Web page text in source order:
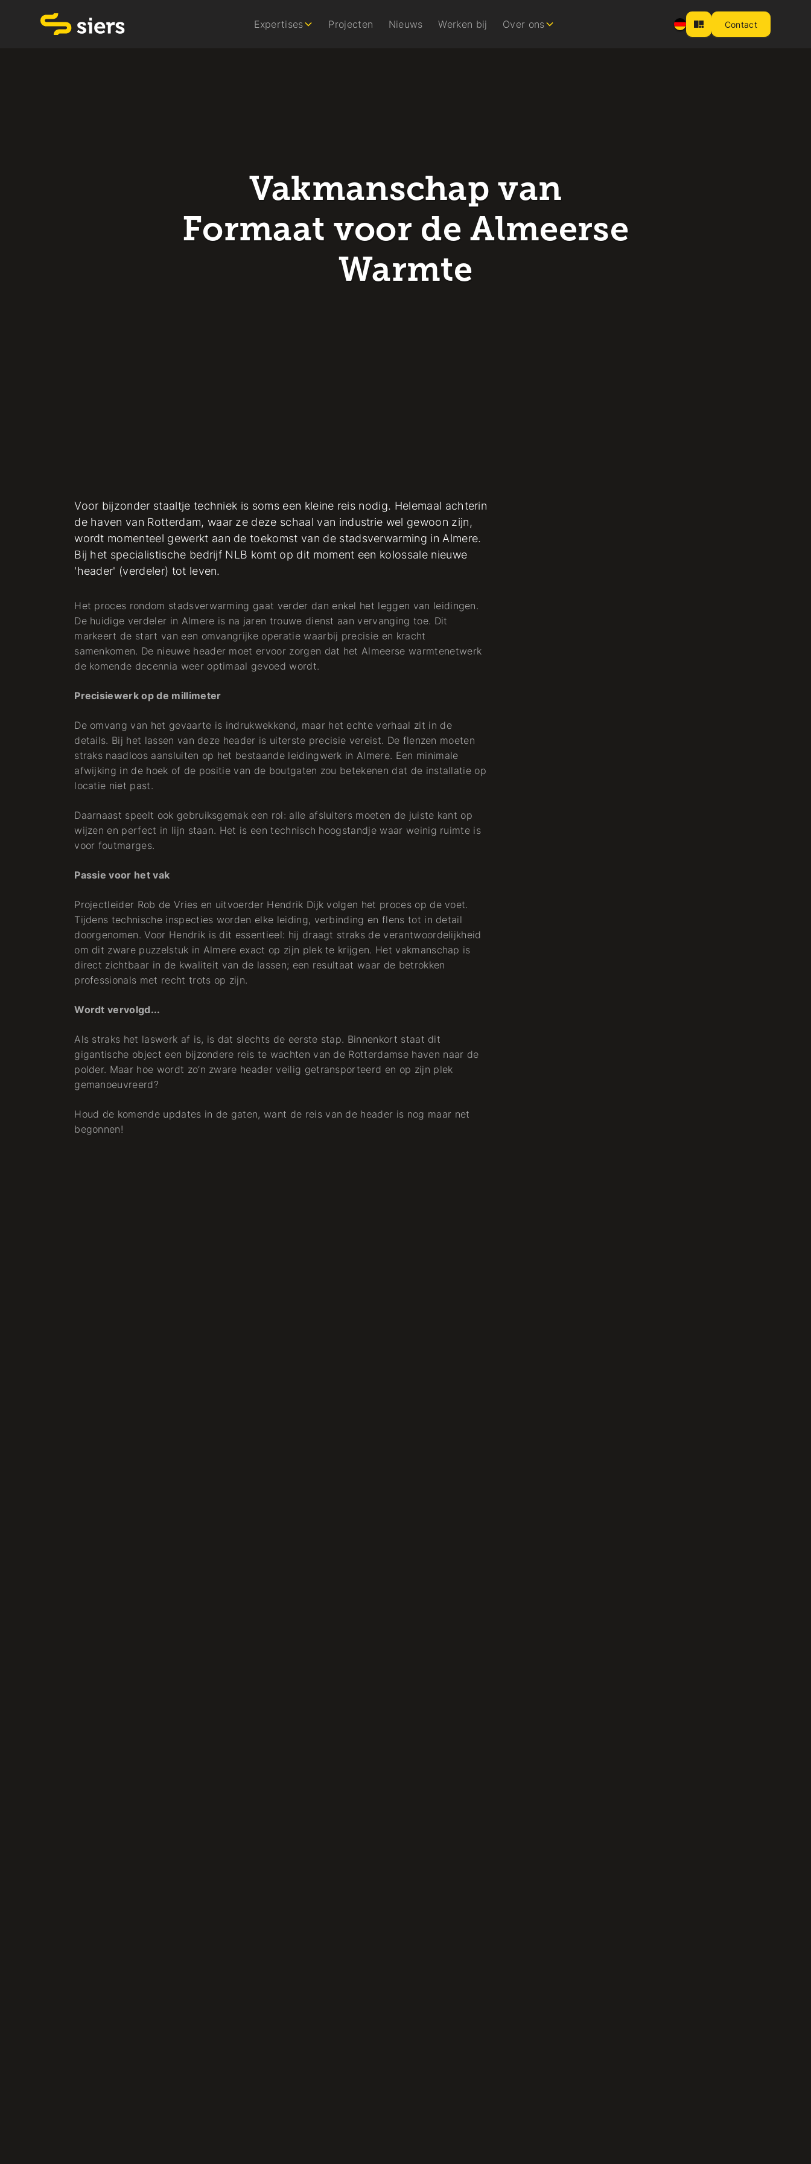
Expertises Projecten Nieuws Werken bij Over ons Contact
Vakmanschap van
Formaat voor de Almeerse
Warmte
Voor bijzonder staaltje techniek is soms een kleine reis nodig. Helemaal achterin
de haven van Rotterdam, waar ze deze schaal van industrie wel gewoon zijn,
wordt momenteel gewerkt aan de toekomst van de stadsverwarming in Almere.
Bij het specialistische bedrijf NLB komt op dit moment een kolossale nieuwe
'header' (verdeler) tot leven.
Het proces rondom stadsverwarming gaat verder dan enkel het leggen van leidingen.
De huidige verdeler in Almere is na jaren trouwe dienst aan vervanging toe. Dit
markeert de start van een omvangrijke operatie waarbij precisie en kracht
samenkomen. De nieuwe header moet ervoor zorgen dat het Almeerse warmtenetwerk
de komende decennia weer optimaal gevoed wordt.
Precisiewerk op de millimeter
De omvang van het gevaarte is indrukwekkend, maar het echte verhaal zit in de
details. Bij het lassen van deze header is uiterste precisie vereist. De flenzen moeten
straks naadloos aansluiten op het bestaande leidingwerk in Almere. Een minimale
afwijking in de hoek of de positie van de boutgaten zou betekenen dat de installatie op
locatie niet past.
Daarnaast speelt ook gebruiksgemak een rol: alle afsluiters moeten de juiste kant op
wijzen en perfect in lijn staan. Het is een technisch hoogstandje waar weinig ruimte is
voor foutmarges.
Passie voor het vak
Projectleider Rob de Vries en uitvoerder Hendrik Dijk volgen het proces op de voet.
Tijdens technische inspecties worden elke leiding, verbinding en flens tot in detail
doorgenomen. Voor Hendrik is dit essentieel: hij draagt straks de verantwoordelijkheid
om dit zware puzzelstuk in Almere exact op zijn plek te krijgen. Het vakmanschap is
direct zichtbaar in de kwaliteit van de lassen; een resultaat waar de betrokken
professionals met recht trots op zijn.
Wordt vervolgd...
Als straks het laswerk af is, is dat slechts de eerste stap. Binnenkort staat dit
gigantische object een bijzondere reis te wachten van de Rotterdamse haven naar de
polder. Maar hoe wordt zo’n zware header veilig getransporteerd en op zijn plek
gemanoeuvreerd?
Houd de komende updates in de gaten, want de reis van de header is nog maar net
begonnen!
Stadsverwarming
Koude + Warmte
Pijpfitter
Koude + Warmte